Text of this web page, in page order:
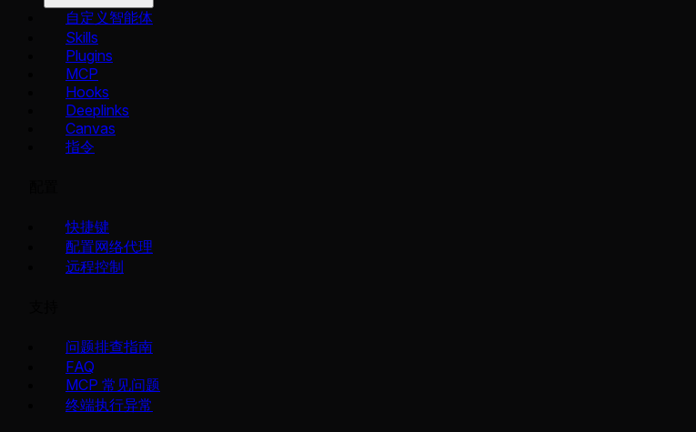
自定义智能体
Skills
Plugins
MCP
Hooks
Deeplinks
Canvas
指令
快捷键
配置网络代理
远程控制
问题排查指南
FAQ
MCP 常见问题
终端执行异常